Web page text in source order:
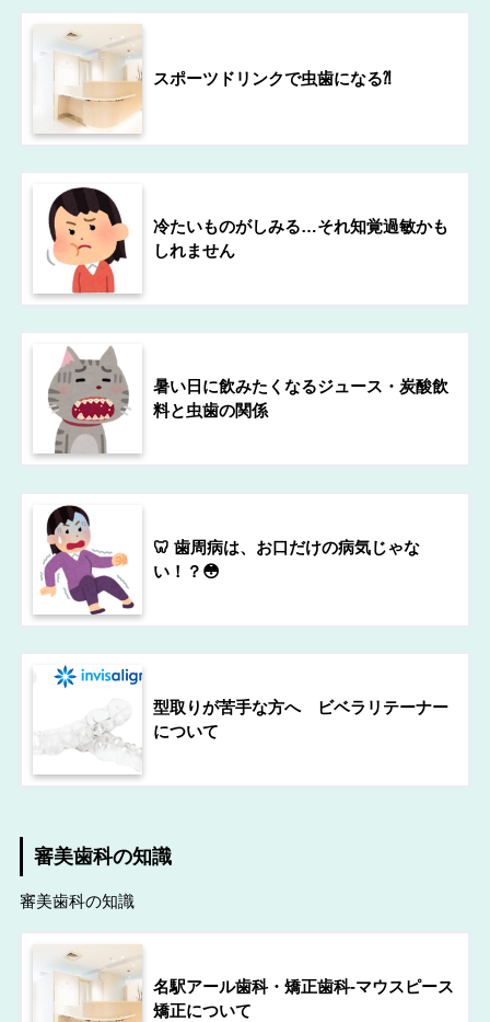
スポーツドリンクで虫歯になる⁈
冷たいものがしみる…それ知覚過敏かも
しれません
暑い日に飲みたくなるジュース・炭酸飲
料と虫歯の関係
🦷 歯周病は、お口だけの病気じゃな
い！？😳
型取りが苦手な方へ ビベラリテーナー
について
審美歯科の知識
審美歯科の知識
名駅アール歯科・矯正歯科-マウスピース
矯正について